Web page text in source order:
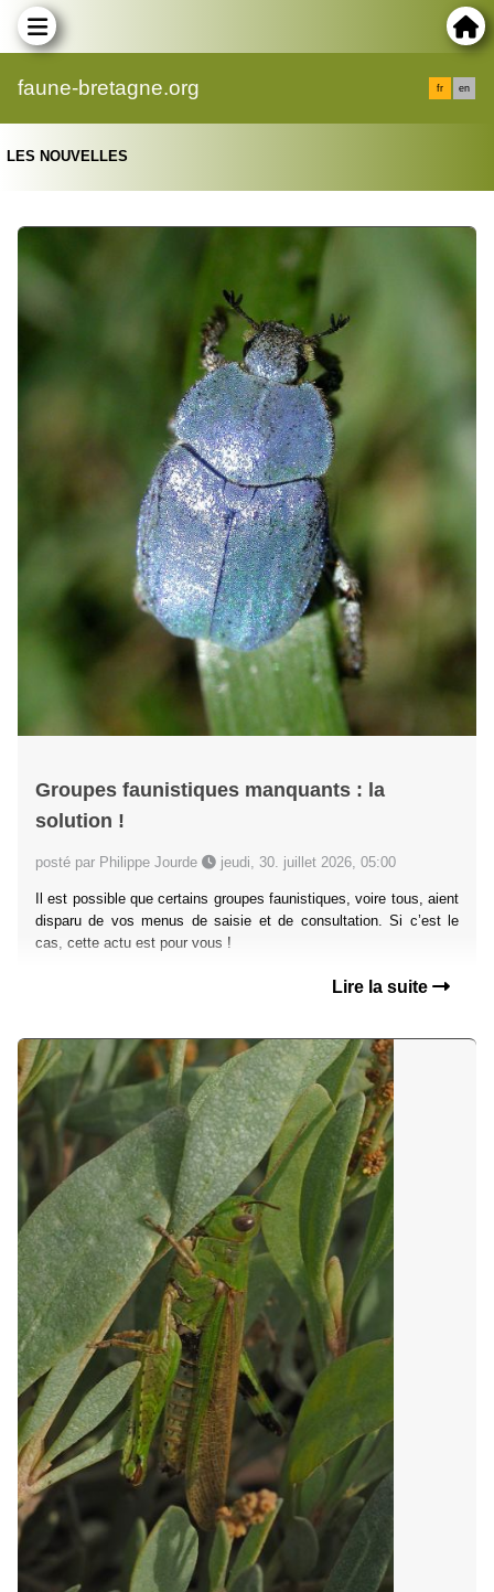
faune-bretagne.org fr en
LES NOUVELLES
Groupes faunistiques manquants : la
solution !
posté par Philippe Jourde jeudi, 30. juillet 2026, 05:00
Il est possible que certains groupes faunistiques, voire tous, aient
disparu de vos menus de saisie et de consultation. Si c’est le
cas, cette actu est pour vous !
Lire la suite